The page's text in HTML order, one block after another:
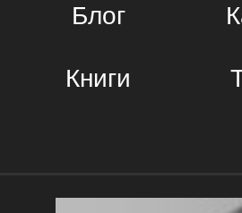
Блог
Книги